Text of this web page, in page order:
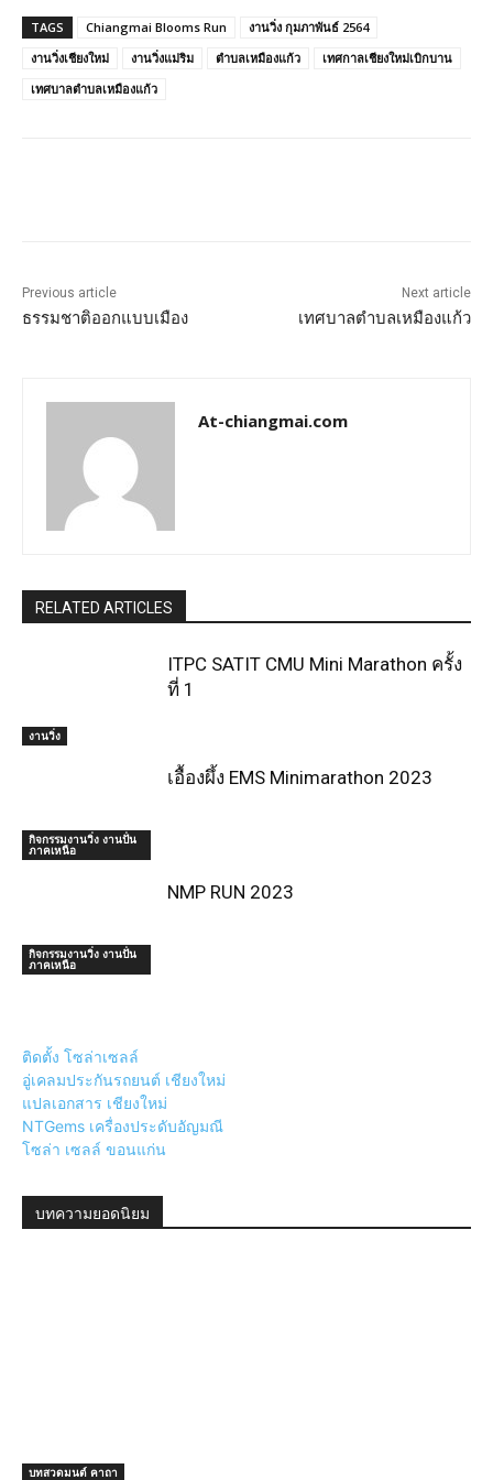
TAGS Chiangmai Blooms Run
งานวิ่ง กุมภาพันธ์ 2564
งานวิ่งเชียงใหม่
งานวิ่งแม่ริม ตำบลเหมืองแก้ว
เทศกาลเชียงใหม่เบิกบาน
เทศบาลตำบลเหมืองแก้ว
Previous article
ธรรมชาติออกแบบเมือง
Next article
เทศบาลตำบลเหมืองแก้ว
At-chiangmai.com
RELATED ARTICLES
งานวิ่ง
ITPC SATIT CMU Mini Marathon ครั้ง
ที่ 1
กิจกรรมงานวิ่ง งานปั่น
ภาคเหนือ
เอื้องผึ้ง EMS Minimarathon 2023
กิจกรรมงานวิ่ง งานปั่น
ภาคเหนือ
NMP RUN 2023
ติดตั้ง โซล่าเซลล์
อู่เคลมประกันรถยนต์ เชียงใหม่
แปลเอกสาร เชียงใหม่
NTGems เครื่องประดับอัญมณี
โซล่า เซลล์ ขอนแก่น
บทความยอดนิยม
บทสวดมนต์ คาถา